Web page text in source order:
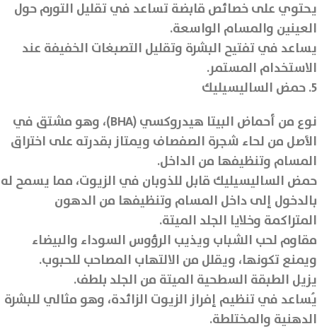
يحتوي على خصائص قابضة تساعد في تقليل التورم حول
العينين والمسام الواسعة.
يساعد في تفتيح البشرة وتقليل التصبغات الخفيفة عند
الاستخدام المستمر.
5. حمض الساليسيليك
نوع من أحماض البيتا هيدروكسي (BHA)، وهو مشتق في
الأصل من لحاء شجرة الصفصاف ويمتاز بقدرته على اختراق
المسام وتنظيفها من الداخل.
حمض الساليسيليك قابل للذوبان في الزيوت، مما يسمح له
بالدخول إلى داخل المسام وتنظيفها من الدهون
المتراكمة وخلايا الجلد الميتة.
مقاوم لحب الشباب ويذيب الرؤوس السوداء والبيضاء
ويمنع تكونها، ويقلل من الالتهاب المصاحب للحبوب.
يزيل الطبقة السطحية الميتة من الجلد بلطف.
يُساعد في تنظيم إفراز الزيوت الزائدة، وهو مثالي للبشرة
الدهنية والمختلطة.